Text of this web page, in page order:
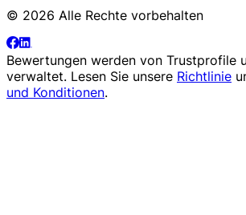
© 2026 Alle Rechte vorbehalten
Bewertungen werden von Trustprofile
verwaltet. Lesen Sie unsere Richtlinie
und Konditionen.